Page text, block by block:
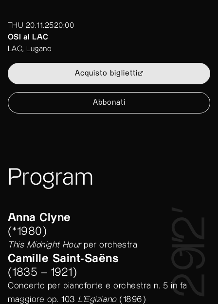
THU 20.11.2520:00
OSI al LAC
LAC, Lugano
Acquisto biglietti
Abbonati
Program
Anna Clyne
(*1980)
This Midnight Hour per orchestra 12’
Camille Saint-Saëns
(1835 – 1921)
Concerto per pianoforte e orchestra n. 5 in fa
maggiore op. 103 L’Egiziano(1896)
29’